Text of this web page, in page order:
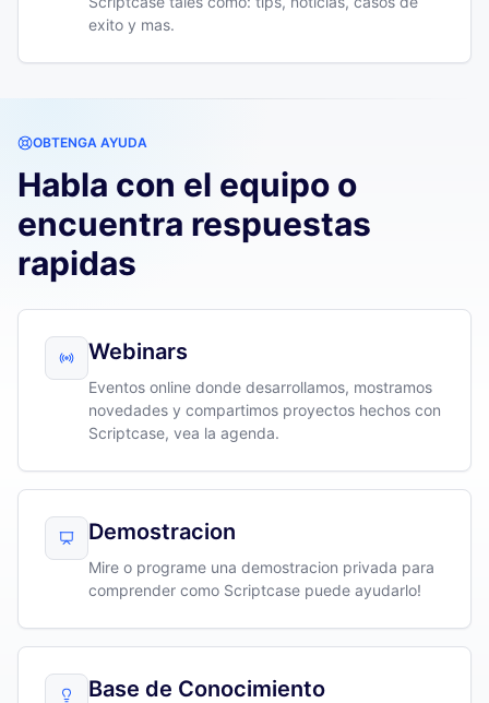
exito y mas.
OBTENGA AYUDA
Habla con el equipo o
encuentra respuestas
rapidas
Webinars
Eventos online donde desarrollamos, mostramos
novedades y compartimos proyectos hechos con
Scriptcase, vea la agenda.
Demostracion
Mire o programe una demostracion privada para
comprender como Scriptcase puede ayudarlo!
Base de Conocimiento